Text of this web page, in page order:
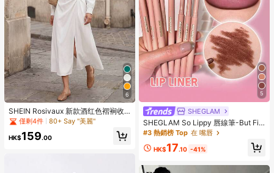
6
SHEIN Rosivaux 新款酒红色褶裥收
腰优雅女式连衣裙
僅剩4件 80+ Say "美麗"
HK$159.00
5
SHEGLAM
SHEGLAM So Lippy 唇線筆-But Firs
t,Coffee 品牌美妝化妝品 適合女士與
#3 熱銷榜 Top 在 嘴唇
HK$17.10 -41%